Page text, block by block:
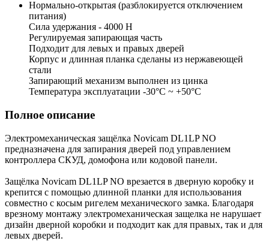
Нормально-открытая (разблокируется отключением
питания)
Сила удержания - 4000 Н
Регулируемая запирающая часть
Подходит для левых и правых дверей
Корпус и длинная планка сделаны из нержавеющей
стали
Запирающий механизм выполнен из цинка
Температура эксплуатации -30°С ~ +50°С
Полное описание
Электромеханическая защёлка Novicam DL1LP NO
предназначена для запирания дверей под управлением
контроллера СКУД, домофона или кодовой панели.
Защёлка Novicam DL1LP NO врезается в дверную коробку и
крепится с помощью длинной планки для использования
совместно с косым ригелем механического замка. Благодаря
врезному монтажу электромеханическая защелка не нарушает
дизайн дверной коробки и подходит как для правых, так и для
левых дверей.